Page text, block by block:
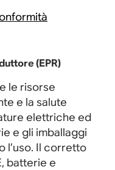
(EPR)
le risorse
e la salute
elettriche ed
e gli imballaggi
l’uso. Il corretto
batterie e